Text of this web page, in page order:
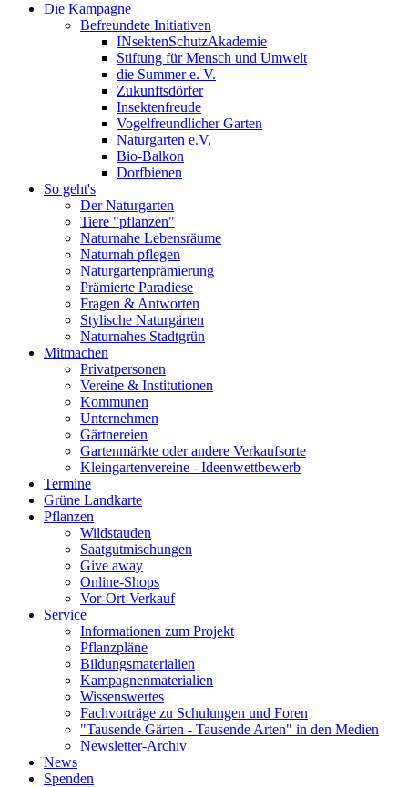
Die Kampagne
Befreundete Initiativen
INsektenSchutzAkademie
Stiftung für Mensch und Umwelt
die Summer e. V.
Zukunftsdörfer
Insektenfreude
Vogelfreundlicher Garten
Naturgarten e.V.
Bio-Balkon
Dorfbienen
So geht's
Der Naturgarten
Tiere "pflanzen"
Naturnahe Lebensräume
Naturnah pflegen
Naturgartenprämierung
Prämierte Paradiese
Fragen & Antworten
Stylische Naturgärten
Naturnahes Stadtgrün
Mitmachen
Privatpersonen
Vereine & Institutionen
Kommunen
Unternehmen
Gärtnereien
Gartenmärkte oder andere Verkaufsorte
Kleingartenvereine - Ideenwettbewerb
Termine
Grüne Landkarte
Pflanzen
Wildstauden
Saatgutmischungen
Give away
Online-Shops
Vor-Ort-Verkauf
Service
Informationen zum Projekt
Pflanzpläne
Bildungsmaterialien
Kampagnenmaterialien
Wissenswertes
Fachvorträge zu Schulungen und Foren
"Tausende Gärten - Tausende Arten" in den Medien
Newsletter-Archiv
News
Spenden